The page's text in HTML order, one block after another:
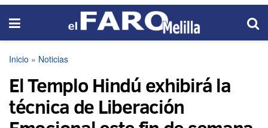
Inicio » Noticias
El Templo Hindú exhibirá la
técnica de Liberación